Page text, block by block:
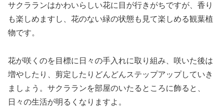
サクラランはかわいらしい花に目が行きがちですが、香り
も楽しめますし、花のない緑の状態も見て楽しめる観葉植
物です。
花が咲くのを目標に日々の手入れに取り組み、咲いた後は
増やしたり、剪定したりどんどんステップアップしていき
ましょう。サクラランを部屋のいたるところに飾ると、
日々の生活が明るくなりますよ。